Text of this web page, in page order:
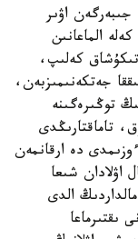
جىبەرگەن اۋىر
الماعانىن
كەلىپ،
جەتكەنىمىزبەن،
توڭىرەگىنە
تاماقتارىڭدى
دە ارقانمەن
اۋلادان شىعا
الدى
ىقتىرماعا